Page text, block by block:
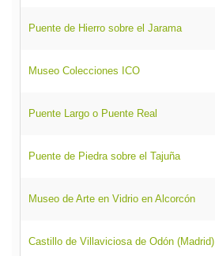
Puente de Hierro sobre el Jarama
Museo Colecciones ICO
Puente Largo o Puente Real
Puente de Piedra sobre el Tajuña
Museo de Arte en Vidrio en Alcorcón
Castillo de Villaviciosa de Odón (Madrid)